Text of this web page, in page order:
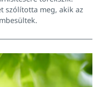
szólította meg, akik az